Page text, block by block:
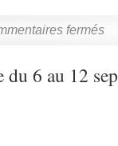
fermés
du 6 au 12